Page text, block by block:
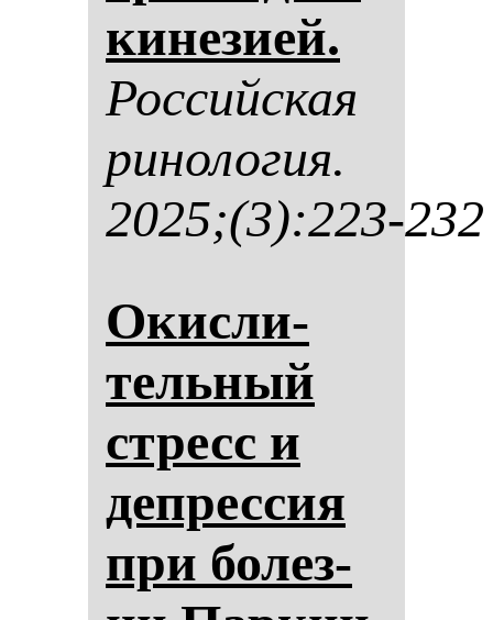
ки­не­зи­ей.
Рос­сий­ская
ри­но­ло­гия.
2025;(3):223-232
Окис­ли­
тель­ный
стресс и
деп­рес­сия
при бо­лез­